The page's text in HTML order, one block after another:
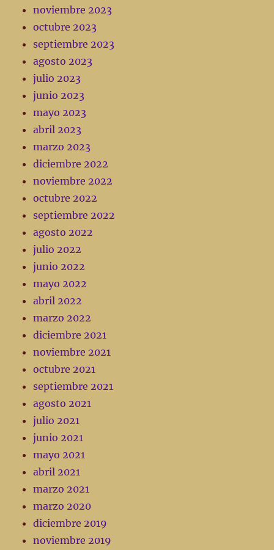
noviembre 2023
octubre 2023
septiembre 2023
agosto 2023
julio 2023
junio 2023
mayo 2023
abril 2023
marzo 2023
diciembre 2022
noviembre 2022
octubre 2022
septiembre 2022
agosto 2022
julio 2022
junio 2022
mayo 2022
abril 2022
marzo 2022
diciembre 2021
noviembre 2021
octubre 2021
septiembre 2021
agosto 2021
julio 2021
junio 2021
mayo 2021
abril 2021
marzo 2021
marzo 2020
diciembre 2019
noviembre 2019